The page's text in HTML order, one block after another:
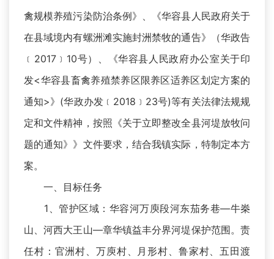
禽规模养殖污染防治条例》、《华容县人民政府关于
在县域境内有螺洲滩实施封洲禁牧的通告》（华政告
﹝2017﹞10号）、《华容县人民政府办公室关于印
发<华容县畜禽养殖禁养区限养区适养区划定方案的
通知>》(华政办发﹝2018﹞23号)等有关法律法规规
定和文件精神，按照《关于立即整改全县河堤放牧问
题的通知》》文件要求，结合我镇实际，特制定本方
案。
一、目标任务
1、管护区域：华容河万庾段河东茄务巷—牛桊
山、河西大王山—章华镇益丰分界河堤保护范围。责
任村：官洲村、万庾村、月形村、鲁家村、五田渡